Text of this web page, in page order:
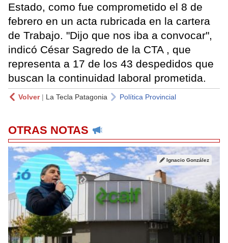
Estado, como fue comprometido el 8 de
febrero en un acta rubricada en la cartera
de Trabajo. "Dijo que nos iba a convocar",
indicó César Sagredo de la CTA , que
representa a 17 de los 43 despedidos que
buscan la continuidad laboral prometida.
Volver| La Tecla Patagonia Política Provincial
OTRAS NOTAS
Ignacio González